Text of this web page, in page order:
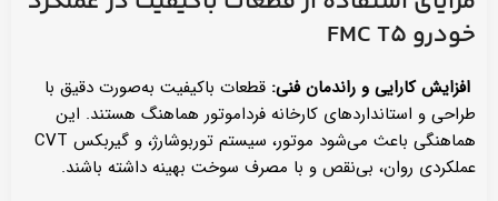
خودرو FMC T5
افزایش کارایی و راندمان فنی: قطعات باکیفیت به‌صورت دقیق با
طراحی و استانداردهای کارخانه فرداموتور هماهنگ هستند. این
هماهنگی باعث می‌شود موتور، سیستم توربوشارژ، و گیربکس CVT
عملکردی روان، بی‌نقص و با مصرف سوخت بهینه داشته باشند.